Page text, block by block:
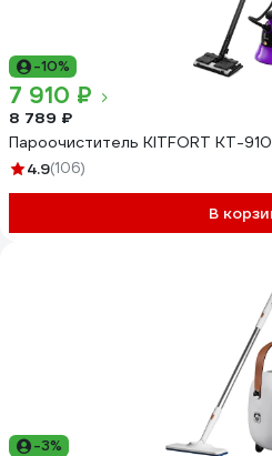
-10%
7 910 ₽
8 789 ₽
Пароочиститель KITFORT КТ-
4.9(106)
В
-3%